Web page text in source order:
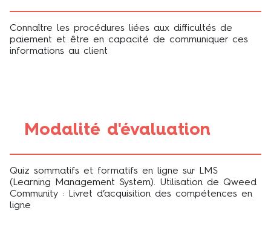
Connaître les procédures liées aux difficultés de
paiement et être en capacité de communiquer ces
informations au client
Modalité d'évaluation
Quiz sommatifs et formatifs en ligne sur LMS
(Learning Management System). Utilisation de Qweed
Community : Livret d’acquisition des compétences en
ligne